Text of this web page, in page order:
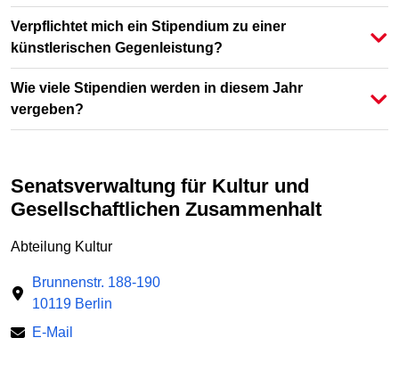
Verpflichtet mich ein Stipendium zu einer
künstlerischen Gegenleistung?
Wie viele Stipendien werden in diesem Jahr
vergeben?
Senatsverwaltung für Kultur und
Gesellschaftlichen Zusammenhalt
Abteilung Kultur
Brunnenstr. 188-190
10119 Berlin
E-Mail